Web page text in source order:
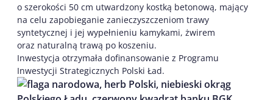
o szerokości 50 cm utwardzony kostką betonową, mający
na celu zapobieganie zanieczyszczeniom trawy
syntetycznej i jej wypełnieniu kamykami, żwirem
oraz naturalną trawą po koszeniu.
Inwestycja otrzymała dofinansowanie z Programu
Inwestycji Strategicznych Polski Ład.